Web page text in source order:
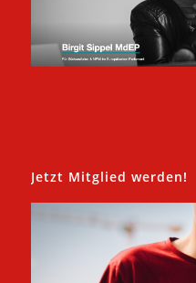
Jetzt Mitglied werden!